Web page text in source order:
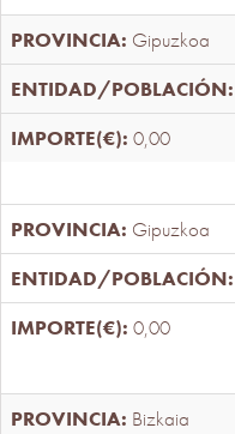
Gipuzkoa
0,00
Gipuzkoa
0,00
Bizkaia